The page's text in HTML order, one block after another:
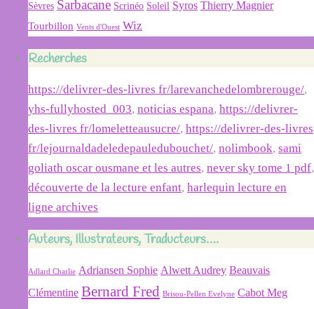
Sèvres Sarbacane Scrinéo Soleil Syros Thierry Magnier
Tourbillon Vents d'Ouest Wiz
Recherches
https://delivrer-des-livres fr/larevanchedelombrerouge/,
yhs-fullyhosted_003, noticias espana, https://delivrer-
des-livres fr/lomeletteausucre/, https://delivrer-des-livres
fr/lejournaldadeledepauledubouchet/, nolimbook, sami
goliath oscar ousmane et les autres, never sky tome 1 pdf,
découverte de la lecture enfant, harlequin lecture en
ligne archives
Auteurs, Illustrateurs, Traducteurs….
Adlard Charlie Adriansen Sophie Alwett Audrey Beauvais
Clémentine Bernard Fred Brisou-Pellen Evelyne Cabot Meg